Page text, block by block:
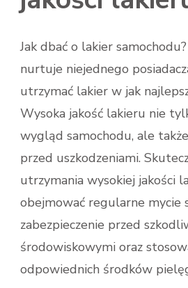
Jak dbać o lakier
nurtuje niejednego
utrzymać lakier w jak
Wysoka jakość lakieru nie
wygląd samochodu, ale
przed uszkodzeniami.
utrzymania wysokiej jakości
obejmować regularne mycie
zabezpieczenie przed
środowiskowymi oraz
odpowiednich środków